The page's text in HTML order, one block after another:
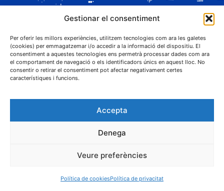
Gestionar el consentiment
Per oferir les millors experiències, utilitzem tecnologies com ara les galetes
(cookies) per emmagatzemar i/o accedir a la informació del dispositiu. El
consentiment a aquestes tecnologies ens permetrà processar dades com ara
el comportament de navegació o els identificadors únics en aquest lloc. No
consentir o retirar el consentiment pot afectar negativament certes
característiques i funcions.
Accepta
Denega
Veure preferències
Política de cookiesPolítica de privacitat
C. Sant Josep, 1
25243 El Palau d'Anglesola (Pla d'Urgell)
Privacitat Cookies
Protecció de dades